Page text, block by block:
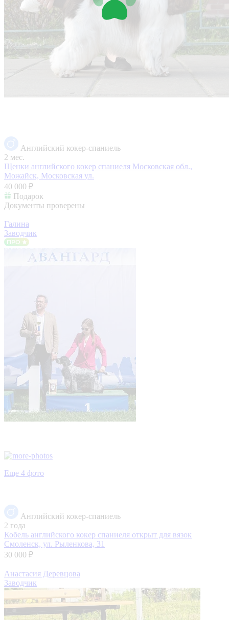
Английский кокер-спаниель
2 мес.
Щенки английского кокер спаниеля Московская обл.,
Можайск, Московская ул.
40 000 ₽
Подарок
Документы проверены
Галина
Заводчик
Еще 4 фото
Английский кокер-спаниель
2 года
Кобель английского кокер спаниеля открыт для вязок
Смоленск, ул. Рыленкова, 31
30 000 ₽
Анастасия Деревцова
Заводчик